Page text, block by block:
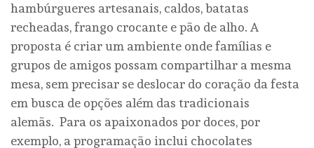
hambúrgueres artesanais, caldos, batatas
recheadas, frango crocante e pão de alho. A
proposta é criar um ambiente onde famílias e
grupos de amigos possam compartilhar a mesma
mesa, sem precisar se deslocar do coração da festa
em busca de opções além das tradicionais
alemãs. Para os apaixonados por doces, por
exemplo, a programação inclui chocolates